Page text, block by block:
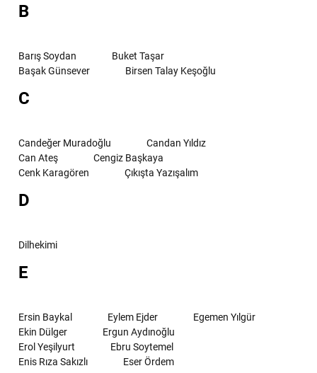
B
Barış Soydan
Buket Taşar
Başak Günsever
Birsen Talay Keşoğlu
C
Candeğer Muradoğlu
Candan Yıldız
Can Ateş
Cengiz Başkaya
Cenk Karagören
Çıkışta Yazışalım
D
Dilhekimi
E
Ersin Baykal Eylem Ejder
Egemen Yılgür
Ekin Dülger
Ergun Aydınoğlu
Erol Yeşilyurt
Ebru Soytemel
Enis Rıza Sakızlı
Eser Ördem